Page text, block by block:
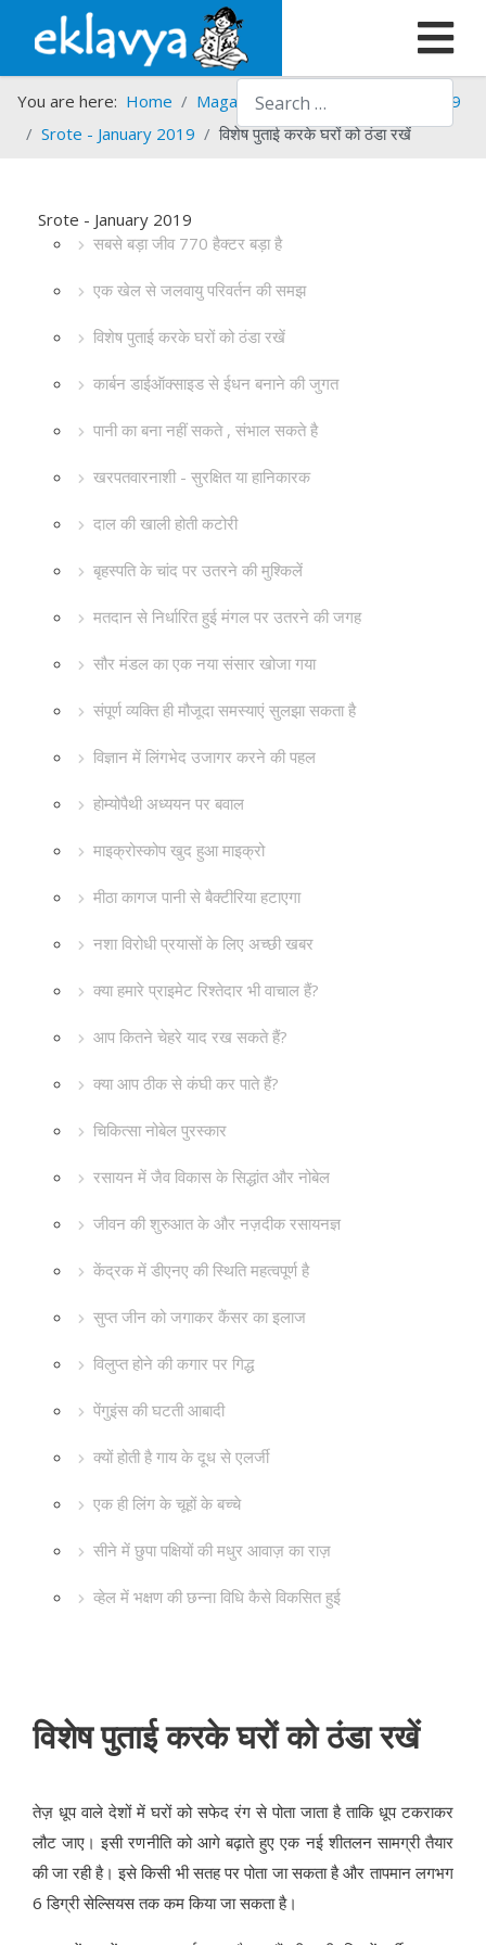
Search
You are here: Home Magazines Srote
Srote - 2019
Srote - January 2019
विशेष पुताई करके घरों को ठंडा रखें
Srote - January 2019
सबसे बड़ा जीव 770 हैक्टर बड़ा है
एक खेल से जलवायु परिवर्तन की समझ
विशेष पुताई करके घरों को ठंडा रखें
कार्बन डाईऑक्साइड से ईधन बनाने की जुगत
पानी का बना नहीं सकते , संभाल सकते है
खरपतवारनाशी - सुरक्षित या हानिकारक
दाल की खाली होती कटोरी
बृहस्पति के चांद पर उतरने की मुश्किलें
मतदान से निर्धारित हुई मंगल पर उतरने की जगह
सौर मंडल का एक नया संसार खोजा गया
संपूर्ण व्यक्ति ही मौजूदा समस्याएं सुलझा सकता है
विज्ञान में लिंगभेद उजागर करने की पहल
होम्योपैथी अध्ययन पर बवाल
माइक्रोस्कोप खुद हुआ माइक्रो
मीठा कागज पानी से बैक्टीरिया हटाएगा
नशा विरोधी प्रयासों के लिए अच्छी खबर
क्या हमारे प्राइमेट रिश्तेदार भी वाचाल हैं?
आप कितने चेहरे याद रख सकते हैं?
क्या आप ठीक से कंघी कर पाते हैं?
चिकित्सा नोबेल पुरस्कार
रसायन में जैव विकास के सिद्धांत और नोबेल
जीवन की शुरुआत के और नज़दीक रसायनज्ञ
केंद्रक में डीएनए की स्थिति महत्वपूर्ण है
सुप्त जीन को जगाकर कैंसर का इलाज
विलुप्त होने की कगार पर गिद्ध
पेंगुइंस की घटती आबादी
क्यों होती है गाय के दूध से एलर्जी
एक ही लिंग के चूहों के बच्चे
सीने में छुपा पक्षियों की मधुर आवाज़ का राज़
व्हेल में भक्षण की छन्ना विधि कैसे विकसित हुई
विशेष पुताई करके घरों को ठंडा रखें
तेज़ धूप वाले देशों में घरों को सफेद रंग से पोता जाता है ताकि धूप टकराकर
लौट जाए। इसी रणनीति को आगे बढ़ाते हुए एक नई शीतलन सामग्री तैयार
की जा रही है। इसे किसी भी सतह पर पोता जा सकता है और तापमान लगभग
6 डिग्री सेल्सियस तक कम किया जा सकता है।